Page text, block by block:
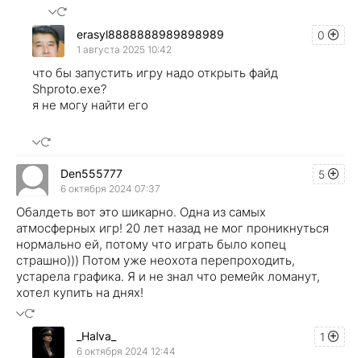
0
erasyl8888888989898989
1 августа 2025 10:42
что бы запустить игру надо открыть файд
Shproto.exe?
я не могу найти его
5
Den555777
6 октября 2024 07:37
Обалдеть вот это шикарно. Одна из самых
атмосферных игр! 20 лет назад не мог проникнуться
нормально ей, потому что играть было копец
страшно))) Потом уже неохота перепроходить,
устарела графика. Я и не знал что ремейк ломанут,
хотел купить на днях!
1
_Halva_
6 октября 2024 12:44